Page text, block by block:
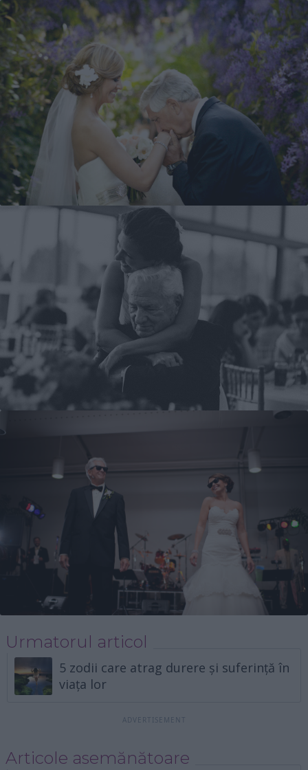
Urmatorul articol
5 zodii care atrag durere și suferință în
viața lor
Articole asemănătoare